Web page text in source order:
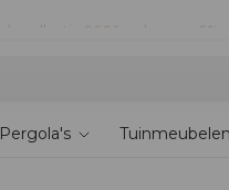
Pergola's Tuinmeubelen